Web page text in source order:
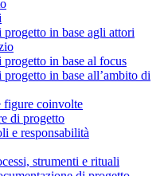
in base agli attori
in base al focus
in base all’ambito di
figure coinvolte
di progetto
e responsabilità
strumenti e rituali